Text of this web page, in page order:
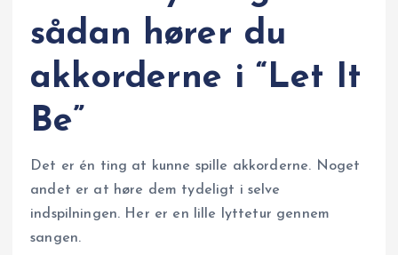
sådan hører du
akkorderne i “Let It
Be”
Det er én ting at kunne spille akkorderne. Noget
andet er at høre dem tydeligt i selve
indspilningen. Her er en lille lyttetur gennem
sangen.